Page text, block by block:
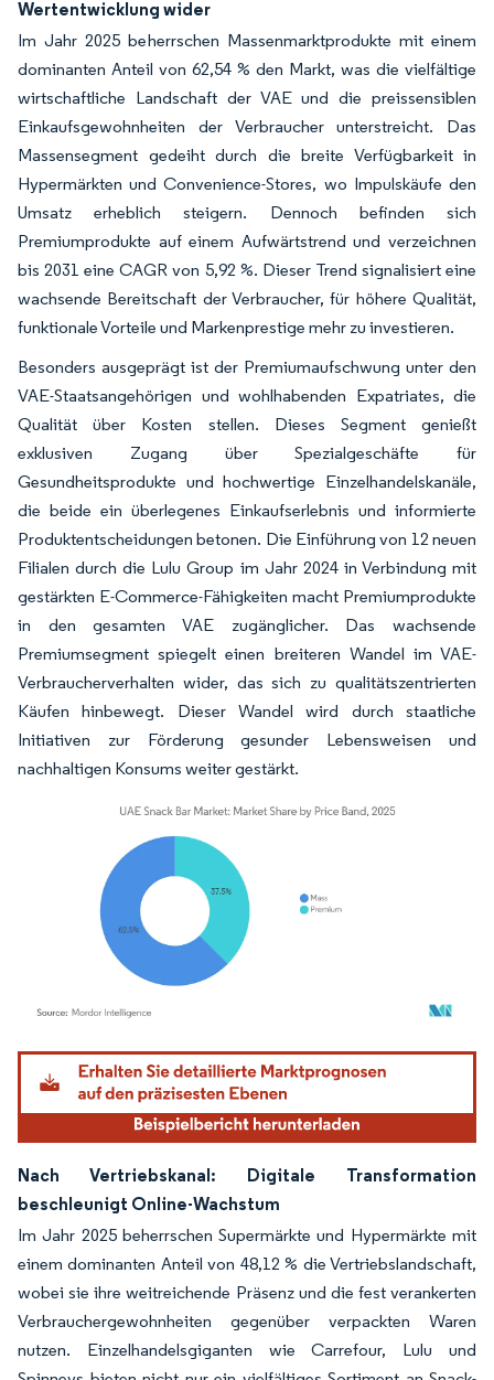
Wertentwicklung wider
Im Jahr 2025 beherrschen Massenmarktprodukte mit einem
dominanten Anteil von 62,54 % den Markt, was die vielfältige
wirtschaftliche Landschaft der VAE und die preissensiblen
Einkaufsgewohnheiten der Verbraucher unterstreicht. Das
Massensegment gedeiht durch die breite Verfügbarkeit in
Hypermärkten und Convenience-Stores, wo Impulskäufe den
Umsatz erheblich steigern. Dennoch befinden sich
Premiumprodukte auf einem Aufwärtstrend und verzeichnen
bis 2031 eine CAGR von 5,92 %. Dieser Trend signalisiert eine
wachsende Bereitschaft der Verbraucher, für höhere Qualität,
funktionale Vorteile und Markenprestige mehr zu investieren.
Besonders ausgeprägt ist der Premiumaufschwung unter den
VAE-Staatsangehörigen und wohlhabenden Expatriates, die
Qualität über Kosten stellen. Dieses Segment genießt
exklusiven Zugang über Spezialgeschäfte für
Gesundheitsprodukte und hochwertige Einzelhandelskanäle,
die beide ein überlegenes Einkaufserlebnis und informierte
Produktentscheidungen betonen. Die Einführung von 12 neuen
Filialen durch die Lulu Group im Jahr 2024 in Verbindung mit
gestärkten E-Commerce-Fähigkeiten macht Premiumprodukte
in den gesamten VAE zugänglicher. Das wachsende
Premiumsegment spiegelt einen breiteren Wandel im VAE-
Verbraucherverhalten wider, das sich zu qualitätszentrierten
Käufen hinbewegt. Dieser Wandel wird durch staatliche
Initiativen zur Förderung gesunder Lebensweisen und
nachhaltigen Konsums weiter gestärkt.
Bild © Mordor Intelligence. Wiederverwendung erfordert Namensnennung gemäß
Nach Vertriebskanal: Digitale Transformation
beschleunigt Online-Wachstum
Im Jahr 2025 beherrschen Supermärkte und Hypermärkte mit
einem dominanten Anteil von 48,12 % die Vertriebslandschaft,
wobei sie ihre weitreichende Präsenz und die fest verankerten
Verbrauchergewohnheiten gegenüber verpackten Waren
nutzen. Einzelhandelsgiganten wie Carrefour, Lulu und